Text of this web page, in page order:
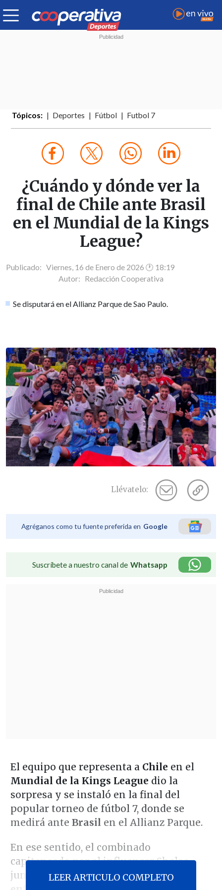
Tópicos: Deportes Fútbol Futbol 7
¿Cuándo y dónde ver la
final de Chile ante Brasil
en el Mundial de la Kings
League?
Publicado: Viernes, 16 de Enero de 2026 🕐 18:19
Autor: Redacción Cooperativa
Se disputará en el Allianz Parque de Sao Paulo.
Llévatelo:
Agréganos como tu fuente preferida en Google
Suscríbete a nuestro canal de Whatsapp
El equipo que representa a Chile en el
Mundial de la Kings League dio la
sorpresa y se instaló en la final del
popular torneo de fútbol 7, donde se
medirá ante Brasil en el Allianz Parque.
En ese sentido, el combinado
capitaneado por el influencer Shelao
junto al volante nacional Arturo Vidal
LEER ARTICULO COMPLETO